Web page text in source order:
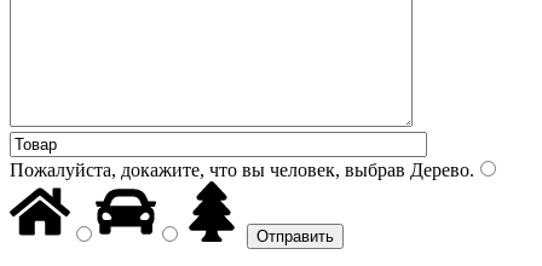
Пожалуйста, докажите, что вы человек, выбрав Дерево.